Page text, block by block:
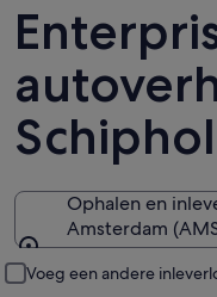
Ophalen en
Amsterdam
Voeg een andere